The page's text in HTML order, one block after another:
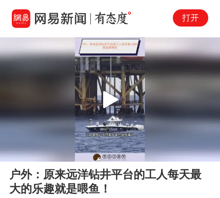
打开
00:00 00:59
Play
户外：原来远洋钻井平台的工人每天最
大的乐趣就是喂鱼！